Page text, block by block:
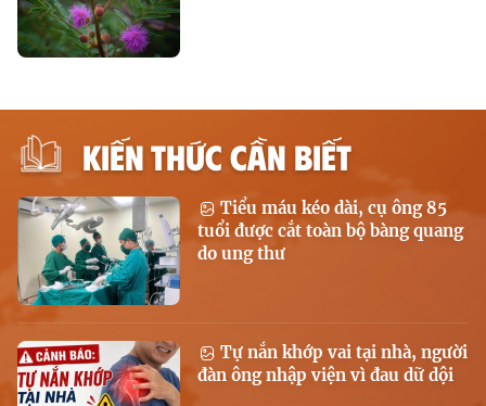
KIẾN THỨC CẦN BIẾT
Tiểu máu kéo dài, cụ ông 85
tuổi được cắt toàn bộ bàng quang
do ung thư
Tự nắn khớp vai tại nhà, người
đàn ông nhập viện vì đau dữ dội